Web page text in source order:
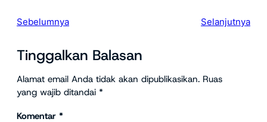
Sebelumnya Selanjutnya
Tinggalkan Balasan
Alamat email Anda tidak akan dipublikasikan. Ruas
yang wajib ditandai *
Komentar *